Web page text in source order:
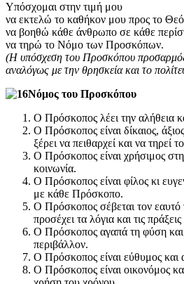
Υπόσχομαι στην τιμή μου
να εκτελώ το καθήκον μου προς το
να βοηθώ κάθε άνθρωπο σε κάθε
να τηρώ το Νόμο των Προσκόπων.
(Η υπόσχεση του Προσκόπου
αναλόγως με την θρησκεία και το
Νόμος του Προσκόπου
Ο Πρόσκοπος λέει την αλήθεια
Ο Πρόσκοπος είναι δίκαιος,
ξέρει να πειθαρχεί και να τηρεί
Ο Πρόσκοπος είναι χρήσιμος
κοινωνία.
Ο Πρόσκοπος είναι φίλος κι
με κάθε Πρόσκοπο.
Ο Πρόσκοπος σέβεται τον εαυτό
προσέχει τα λόγια και τις
Ο Πρόσκοπος αγαπά τη φύση και
περιβάλλον.
Ο Πρόσκοπος είναι εύθυμος και
Ο Πρόσκοπος είναι οικονόμος